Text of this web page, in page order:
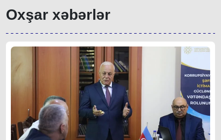
Oxşar xəbərlər